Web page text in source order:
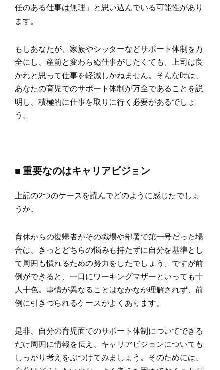
任のある仕事は無理」と思い込んでいる可能性があり
ます。
もしあなたが、家族やシッターなどサポート体制を万
全にし、産前と変わらぬ仕事がしたくても、上司は良
かれと思って仕事を軽減しかねません。そんな時は、
あなたの育児でのサポート体制が万全であることを説
明し、積極的に仕事を取りに行く必要があるでしょ
う。
■ 重要なのはキャリアビジョン
上記の2つのケースを読んでどのように感じたでしょ
うか。
育休からの復帰者がその職場や部署で第一号だった場
合は、きっとどちらの悩みも持たずに自分を基準とし
て周囲も慣れるための努力をしたでしょう。ですが前
例ができると、一口にワーキングマザーといっても十
人十色。事情が異なることはなかなか理解されず、前
例に引きづられるケースがよくあります。
是非、自分の育児面でのサポート体制についてできる
だけ周囲に情報を伝え、キャリアビジョンについても
しっかり考えをぶつけてみましょう。そのためには、